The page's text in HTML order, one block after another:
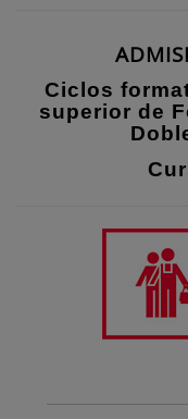
Ciclos
superior de